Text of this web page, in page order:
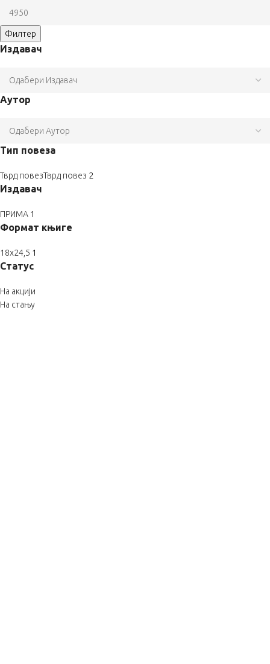
Филтер
Издавач
Аутор
Тип повеза
Тврд повезТврд повез 2
Издавач
ПРИМА 1
Формат књиге
18x24,5 1
Статус
На акцији
На стању